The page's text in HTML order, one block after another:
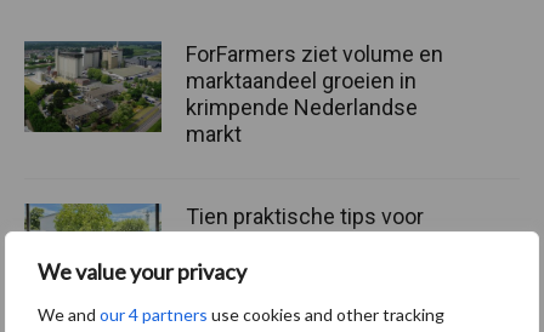
We value your privacy
We and our 4 partners use cookies and other tracking
ForFarmers ziet volume en
marktaandeel groeien in
krimpende Nederlandse
markt
Tien praktische tips voor